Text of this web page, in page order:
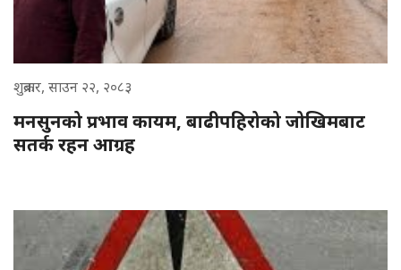
शुक्रबार, साउन २२, २०८३
मनसुनको प्रभाव कायम, बाढीपहिरोको जोखिमबाट
सतर्क रहन आग्रह